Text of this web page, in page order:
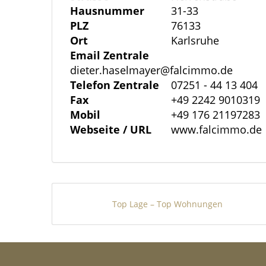
befindet sich im Untergeschoß.
Das geplante Mehrfamilienwohnhaus
dreigeschossiges Gebäude mit
errichtet. Das Dach ist ein Flachdach
Wohnungen und im Untergeschoss
erstellt, die Wohnungen im
Balkon. Durch ihre Lage und
Das Penthouse beinhaltet eine
Dachterrassen. Die Grundrisse zeigen
großflächiger bodentiefer Verglasung
ausreichend Platz zum Spielen und/
Hausnummer
31-33
PLZ
76133
Ort
Karlsruhe
Email Zentrale
dieter.haselmayer@falcimmo.de
Telefon Zentrale
07251 - 44 13 404
Fax
+49 2242 9010319
Mobil
+49 176 21197283
Webseite / URL
www.falcimmo.de
Top Lage – Top Wohnungen